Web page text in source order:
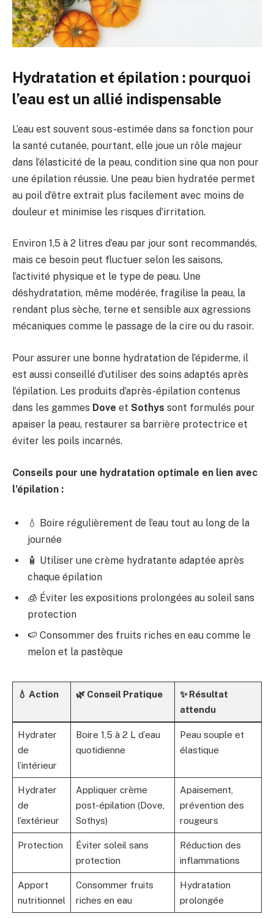
Hydratation et épilation : pourquoi
l’eau est un allié indispensable
L’eau est souvent sous-estimée dans sa fonction pour
la santé cutanée, pourtant, elle joue un rôle majeur
dans l’élasticité de la peau, condition sine qua non pour
une épilation réussie. Une peau bien hydratée permet
au poil d’être extrait plus facilement avec moins de
douleur et minimise les risques d’irritation.
Environ 1,5 à 2 litres d’eau par jour sont recommandés,
mais ce besoin peut fluctuer selon les saisons,
l’activité physique et le type de peau. Une
déshydratation, même modérée, fragilise la peau, la
rendant plus sèche, terne et sensible aux agressions
mécaniques comme le passage de la cire ou du rasoir.
Pour assurer une bonne hydratation de l’épiderme, il
est aussi conseillé d’utiliser des soins adaptés après
l’épilation. Les produits d’après-épilation contenus
dans les gammes Dove et Sothys sont formulés pour
apaiser la peau, restaurer sa barrière protectrice et
éviter les poils incarnés.
Conseils pour une hydratation optimale en lien avec
l’épilation :
💧 Boire régulièrement de l’eau tout au long de la
journée
🧴 Utiliser une crème hydratante adaptée après
chaque épilation
🧊 Éviter les expositions prolongées au soleil sans
protection
🍉 Consommer des fruits riches en eau comme le
melon et la pastèque
💧 Action 🌿 Conseil Pratique
✨ Résultat
attendu
Hydrater
de
l’intérieur
Boire 1,5 à 2 L d’eau
quotidienne
Peau souple et
élastique
Hydrater
de
l’extérieur
Appliquer crème
post-épilation (Dove,
Sothys)
Apaisement,
prévention des
rougeurs
Protection
Éviter soleil sans
protection
Réduction des
inflammations
Apport
nutritionnel
Consommer fruits
riches en eau
Hydratation
prolongée